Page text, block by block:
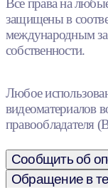
Все права на
защищены в
международным
собственности.
Любое
видеоматериалов
правообладателя
Сообщить об
Обращение в